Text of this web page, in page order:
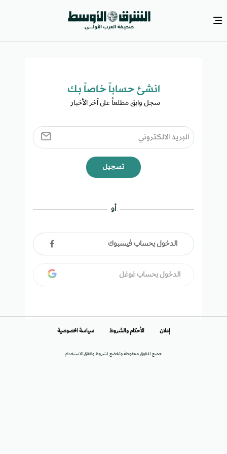
انشئ حساباً خاصاً بك​
سجل وابق مطلعاً على آخر الأخبار ​
تسجيل
أو
الدخول بحساب فيسبوك
الدخول بحساب غوغل
جميع الحقوق محفوظة وتخضع لشروط واتفاق الاستخدام
إعلان الأحكام والشروط سياسة الخصوصية